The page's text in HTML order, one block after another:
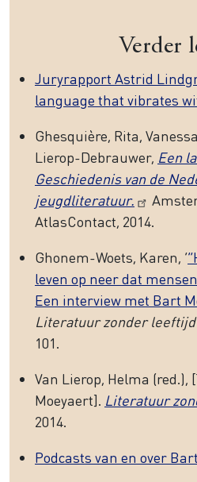
Verder
Juryrapport Astrid
language that vibrates
Ghesquière, Rita,
Lierop-Debrauwer, Een
Geschiedenis van de
jeugdliteratuur.
AtlasContact, 2014.
Ghonem-Woets, Karen, ‘
leven op neer dat
Een interview met Bart
Literatuur zonder leeftijd
101.
Van Lierop, Helma
Moeyaert]. Literatuur
2014.
Podcasts van en over